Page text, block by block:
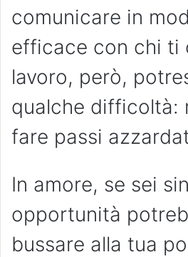
comunicare in
efficace con chi ti
lavoro, però,
qualche difficoltà:
fare passi
In amore, se sei
opportunità
bussare alla tua